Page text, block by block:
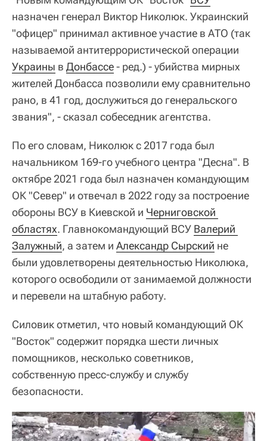
назначен генерал Виктор Николюк. Украинский
"офицер" принимал активное участие в АТО (так
называемой антитеррористической операции
Украины в Донбассе- ред.) - убийства мирных
жителей Донбасса позволили ему сравнительно
рано, в 41 год, дослужиться до генеральского
звания", - сказал собеседник агентства.
По его словам, Николюк с 2017 года был
начальником 169-го учебного центра "Десна". В
октябре 2021 года был назначен командующим
ОК "Север" и отвечал в 2022 году за построение
обороны ВСУ в Киевской и Черниговской
областях. Главнокомандующий ВСУ Валерий
Залужный, а затем и Александр Сырский не
были удовлетворены деятельностью Николюка,
которого освободили от занимаемой должности
и перевели на штабную работу.
Силовик отметил, что новый командующий ОК
"Восток" содержит порядка шести личных
помощников, несколько советников,
собственную пресс-службу и службу
безопасности.